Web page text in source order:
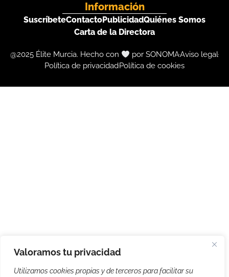
Valoramos tu privacidad
Utilizamos cookies propias y de terceros para facilitar su
Información
SuscríbeteContactoPublicidadQuiénes Somos
Carta de la Directora
@2025 Élite Murcia. Hecho con por SONOMAAviso legal
Política de privacidadPolítica de cookies